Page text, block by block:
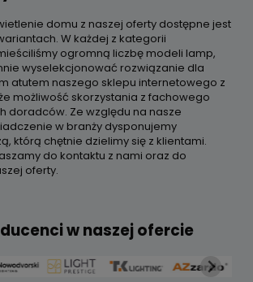
domu z naszej oferty dostępne jest
W każdej z kategorii
ogromną liczbę modeli lamp,
wyselekcjonować rozwiązanie dla
atutem naszego sklepu internetowego z
możliwość skorzystania z fachowego
doradców. Ze względu na nasze
w branży dysponujemy
którą chętnie dzielimy się z klientami.
do kontaktu z nami oraz do
oferty.
w naszej ofercie